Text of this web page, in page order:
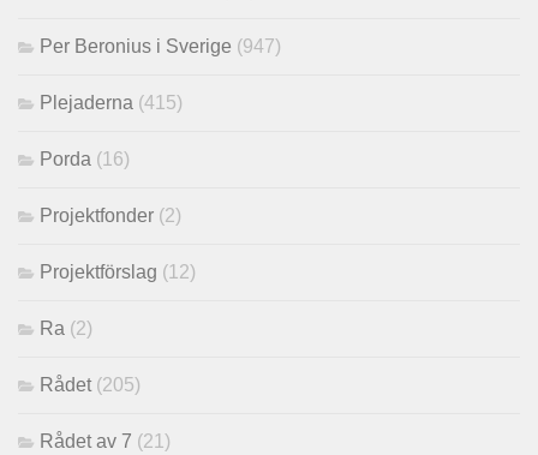
Per Beronius i Sverige (947)
Plejaderna (415)
Porda (16)
Projektfonder (2)
Projektförslag (12)
Ra (2)
Rådet (205)
Rådet av 7 (21)